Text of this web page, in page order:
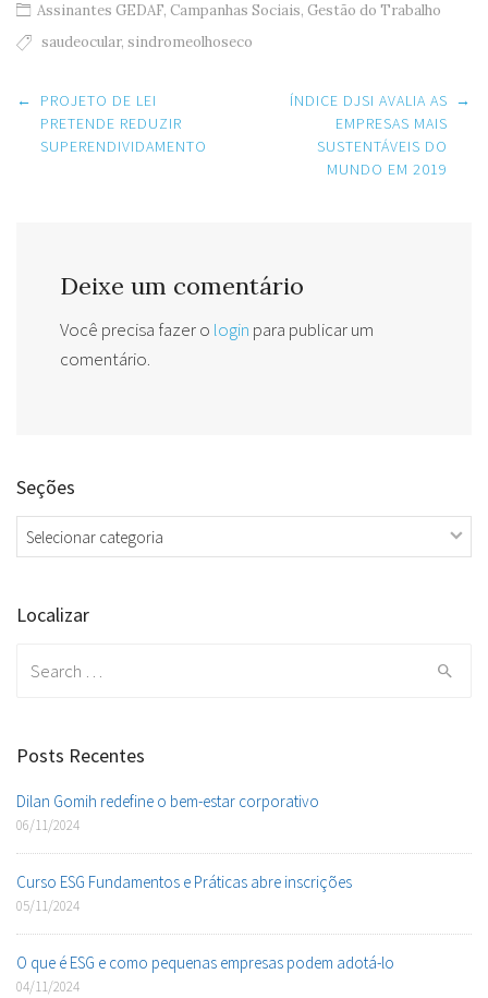
Assinantes GEDAF, Campanhas Sociais, Gestão do Trabalho
saudeocular, sindromeolhoseco
Post
navigation
←
PROJETO DE LEI
PRETENDE REDUZIR
SUPERENDIVIDAMENTO
ÍNDICE DJSI AVALIA AS
EMPRESAS MAIS
SUSTENTÁVEIS DO
MUNDO EM 2019
→
Deixe um comentário
Você precisa fazer o login para publicar um
comentário.
Seções
Seções
Localizar
Posts Recentes
Dilan Gomih redefine o bem-estar corporativo
06/11/2024
Curso ESG Fundamentos e Práticas abre inscrições
05/11/2024
O que é ESG e como pequenas empresas podem adotá-lo
04/11/2024